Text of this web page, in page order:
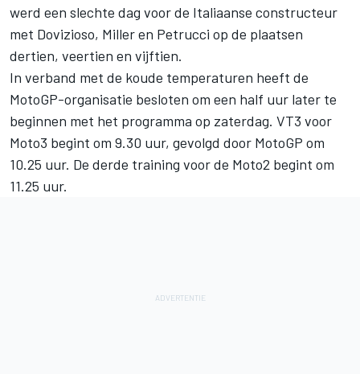
werd een slechte dag voor de Italiaanse constructeur
met Dovizioso, Miller en Petrucci op de plaatsen
dertien, veertien en vijftien.
In verband met de koude temperaturen heeft de
MotoGP-organisatie besloten om een half uur later te
beginnen met het programma op zaterdag. VT3 voor
Moto3 begint om 9.30 uur, gevolgd door MotoGP om
10.25 uur. De derde training voor de Moto2 begint om
11.25 uur.